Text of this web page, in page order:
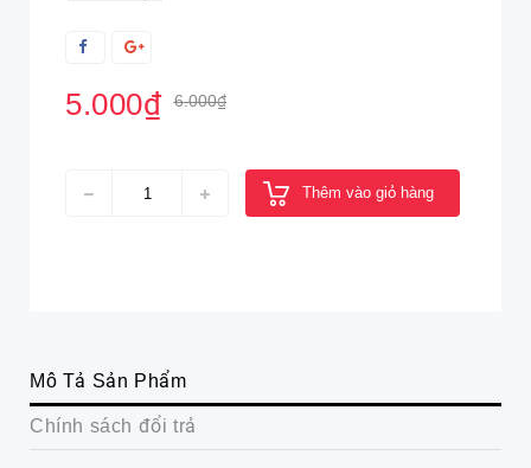
5.000₫ 6.000₫
Thêm vào giỏ hàng
Mô Tả Sản Phẩm
Chính sách đổi trả